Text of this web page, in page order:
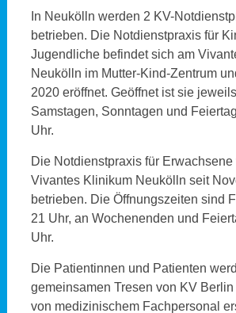
In Neukölln werden 2 KV-
betrieben. Die Notdienstpraxis für
Jugendliche befindet sich am
Neukölln im Mutter-Kind-Zentrum
2020 eröffnet. Geöffnet ist sie
Samstagen, Sonntagen und
Uhr.
Die Notdienstpraxis für Erwachsene
Vivantes Klinikum Neukölln seit
betrieben. Die Öffnungszeiten sind
21 Uhr, an Wochenenden und
Uhr.
Die Patientinnen und Patienten
gemeinsamen Tresen von KV
von medizinischem Fachpersonal